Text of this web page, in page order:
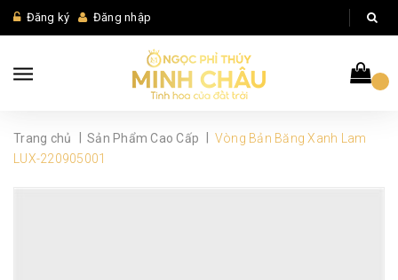
Đăng ký Đăng nhập
Trang chủ Sản Phẩm Cao Cấp
Vòng Bản Băng Xanh Lam
LUX-220905001